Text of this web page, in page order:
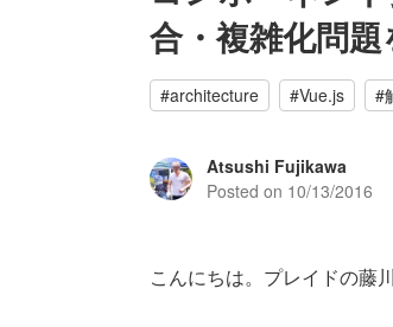
合・複雑化問
#architecture #Vue.js #
Atsushi Fujikawa
Posted on 10/13/2016
こんにちは。プレイドの藤